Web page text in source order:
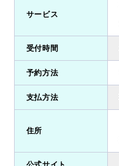
サービス
受付時間
予約方法
支払方法
住所